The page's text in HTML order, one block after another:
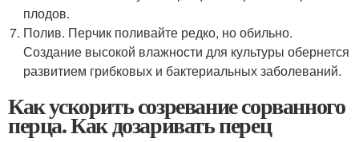
плодов.
Полив. Перчик поливайте редко, но обильно.
Создание высокой влажности для культуры обернется
развитием грибковых и бактериальных заболеваний.
Как ускорить созревание сорванного
перца. Как дозаривать перец